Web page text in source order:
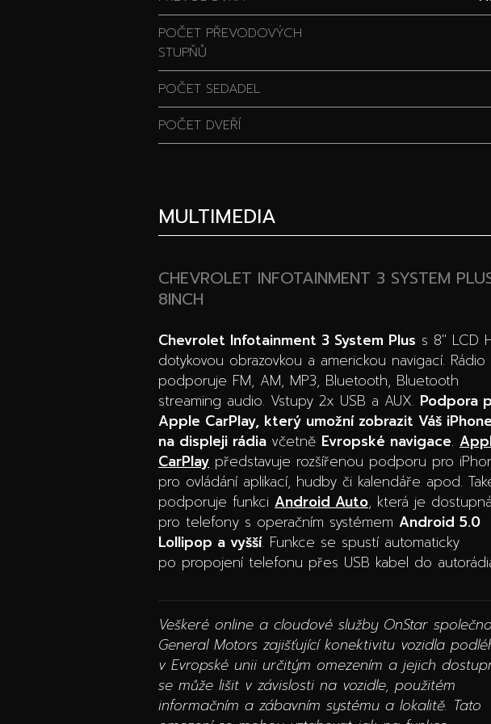
POČET PŘEVODOVÝCH
STUPŇŮ
POČET SEDADEL
POČET DVEŘÍ
MULTIMEDIA
CHEVROLET INFOTAINMENT 3 SYSTEM
8INCH
Chevrolet Infotainment 3 System Plus s 8″ LCD
dotykovou obrazovkou a americkou navigací. Rádio
podporuje FM, AM, MP3, Bluetooth, Bluetooth
streaming audio. Vstupy 2x USB a AUX. Podpora
Apple CarPlay, který umožní zobrazit Váš iPhone
na displeji rádia včetně Evropské navigace.
CarPlay představuje rozšířenou podporu pro
pro ovládání aplikací, hudby či kalendáře apod.
podporuje funkci Android Auto, která je dostupná
pro telefony s operačním systémem Android 5.0
Lollipop a vyšší. Funkce se spustí automaticky
po propojení telefonu přes USB kabel do
Veškeré online a cloudové služby OnStar
General Motors zajišťující konektivitu vozidla
v Evropské unii určitým omezením a jejich
se může lišit v závislosti na vozidle, použitém
informačním a zábavním systému a lokalitě. Tato